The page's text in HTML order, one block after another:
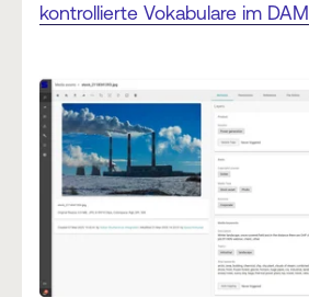
kontrollierte Vokabulare im DAM